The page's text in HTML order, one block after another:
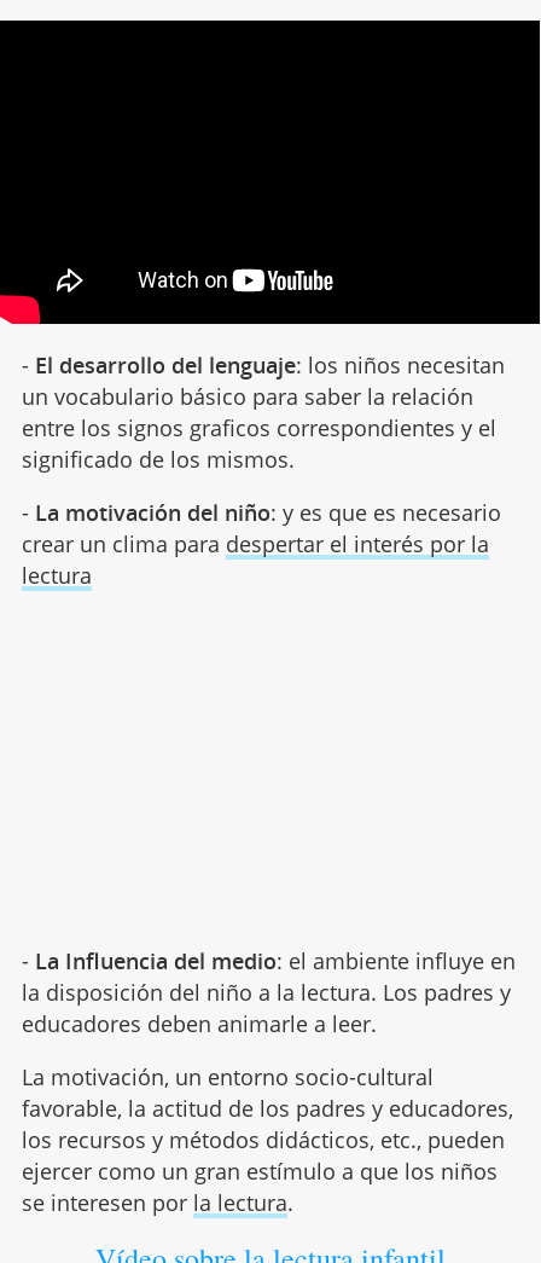
- El desarrollo del lenguaje: los niños necesitan
un vocabulario básico para saber la relación
entre los signos graficos correspondientes y el
significado de los mismos.
- La motivación del niño: y es que es necesario
crear un clima para despertar el interés por la
lectura
- La Influencia del medio: el ambiente influye en
la disposición del niño a la lectura. Los padres y
educadores deben animarle a leer.
La motivación, un entorno socio-cultural
favorable, la actitud de los padres y educadores,
los recursos y métodos didácticos, etc., pueden
ejercer como un gran estímulo a que los niños
se interesen por la lectura.